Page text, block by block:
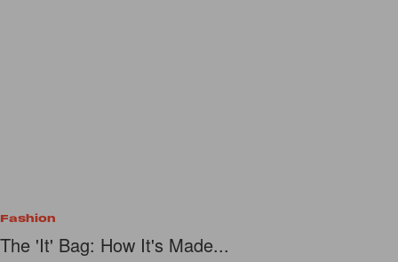
Fashion
The 'It' Bag: How It's Made...